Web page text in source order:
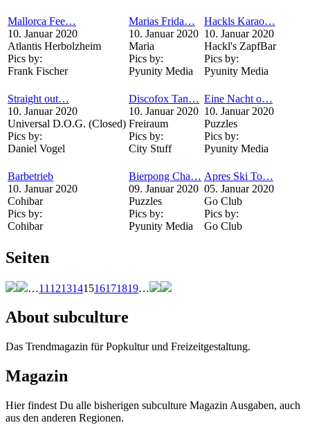
Mallorca Fee…
10. Januar 2020
Atlantis Herbolzheim
Pics by:
Frank Fischer
Marias Frida…
10. Januar 2020
Maria
Pics by:
Pyunity Media
Hackls Karao…
10. Januar 2020
Hackl's ZapfBar
Pics by:
Pyunity Media
Straight out…
10. Januar 2020
Universal D.O.G. (Closed)
Pics by:
Daniel Vogel
Discofox Tan…
10. Januar 2020
Freiraum
Pics by:
City Stuff
Eine Nacht o…
10. Januar 2020
Puzzles
Pics by:
Pyunity Media
Barbetrieb
10. Januar 2020
Cohibar
Pics by:
Cohibar
Bierpong Cha…
09. Januar 2020
Puzzles
Pics by:
Pyunity Media
Apres Ski To…
05. Januar 2020
Go Club
Pics by:
Go Club
Seiten
…11 1213141516171819…
About subculture
Das Trendmagazin für Popkultur und Freizeitgestaltung.
Magazin
Hier findest Du alle bisherigen subculture Magazin Ausgaben, auch
aus den anderen Regionen.